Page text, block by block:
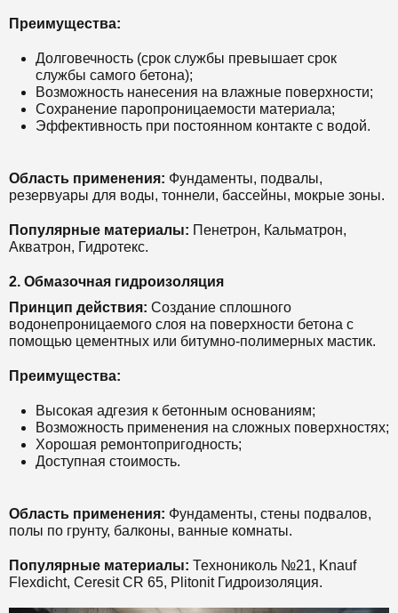
Преимущества:
Долговечность (срок службы превышает срок
службы самого бетона);
Возможность нанесения на влажные поверхности;
Сохранение паропроницаемости материала;
Эффективность при постоянном контакте с водой.
Область применения: Фундаменты, подвалы,
резервуары для воды, тоннели, бассейны, мокрые зоны.
Популярные материалы: Пенетрон, Кальматрон,
Акватрон, Гидротекс.
2. Обмазочная гидроизоляция
Принцип действия: Создание сплошного
водонепроницаемого слоя на поверхности бетона с
помощью цементных или битумно-полимерных мастик.
Преимущества:
Высокая адгезия к бетонным основаниям;
Возможность применения на сложных поверхностях;
Хорошая ремонтопригодность;
Доступная стоимость.
Область применения: Фундаменты, стены подвалов,
полы по грунту, балконы, ванные комнаты.
Популярные материалы: Технониколь №21, Knauf
Flexdicht, Ceresit CR 65, Plitonit Гидроизоляция.